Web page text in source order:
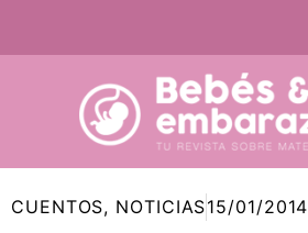
CUENTOS, NOTICIAS15/01/2014